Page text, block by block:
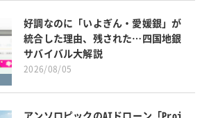
好調なのに「いよぎん・愛媛銀」が
統合した理由、残された…四国地銀
サバイバル大解説
2026/08/05